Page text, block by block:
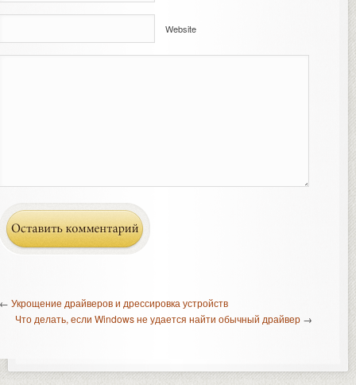
Website
Укрощение драйверов и дрессировка устройств
Что делать, если Windows не удается найти обычный драйвер →